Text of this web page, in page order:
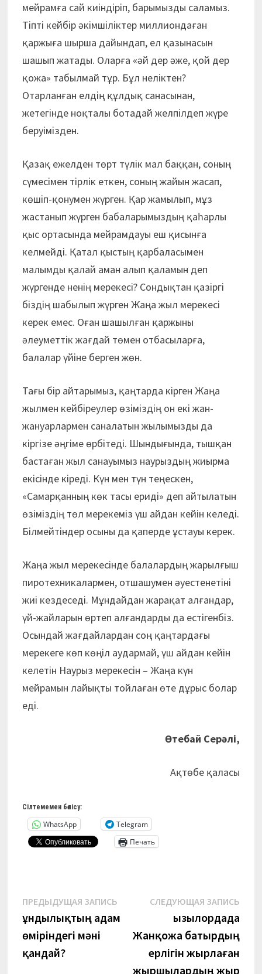
мейрамға сай киіндіріп, барымызды саламыз.
Тіпті кейбір әкімшіліктер миллиондаған
қаржыға шырша дайындап, ел қазынасын
шашып жатады. Оларға «әй дер әже, қой дер
қожа» табылмай тұр. Бұл неліктен?
Отарланған елдің құлдық санасынан,
жетегінде ноқталы ботадай желпілдеп жүре
беруімізден.
Қазақ ежелден төрт түлік мал баққан, соның
сүмесімен тірлік еткен, соның жайын жасап,
көшіп-қонумен жүрген. Қар жамылып, мұз
жастанып жүрген бабаларымыздың қаһарлы
қыс ортасында мейрамдауы еш қисынға
келмейді. Қатал қыстың қарбаласымен
малымды қалай аман алып қаламын деп
жүргенде ненің мерекесі? Сондықтан қазіргі
біздің шабылып жүрген Жаңа жыл мерекесі
керек емес. Оған шашылған қаржыны
әлеуметтік жағдай төмен отбасыларға,
балалар үйіне берген жөн.
Тағы бір айтарымыз, қаңтарда кірген Жаңа
жылмен кейбіреулер өзіміздің он екі жан-
жануарлармен саналатын жылымызды да
кіргізе әңгіме өрбітеді. Шындығында, тышқан
бастаған жыл санауымыз наурыздың жиырма
екісінде кіреді. Күн мен түн теңескен,
«Самарқанның көк тасы ериді» деп айтылатын
өзіміздің төл мерекеміз үш айдан кейін келеді.
Білмейтіндер осыны да қаперде ұстауы керек.
Жаңа жыл мерекесінде балалардың жарылғыш
пиротехникалармен, отшашумен әуестенетіні
жиі кездеседі. Мұндайдан жарақат алғандар,
үй-жайларын өртеп алғандарды да естігенбіз.
Осындай жағдайлардан соң қаңтардағы
мерекеге көп көңіл аудармай, үш айдан кейін
келетін Наурыз мерекесін – Жаңа күн
мейрамын лайықты тойлаған өте дұрыс болар
еді.
Өтебай Серәлі,
Ақтөбе қаласы
Сілтемемен бөлісу:
WhatsApp
Telegram
Печать
Навигация
по
записям
ПРЕДЫДУЩАЯ ЗАПИСЬПредыдущая
запись:
Құндылықтың адам
өміріндегі мәні
қандай?
СЛЕДУЮЩАЯ ЗАПИСЬ
Қызылордада
Жанқожа батырдың
ерлігін жырлаған
жыршылардың жыр